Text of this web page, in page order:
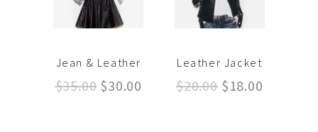
Jean & Leather
$35.00 Le
$30.00
Leather Jacket
$20.00 Le
$18.00